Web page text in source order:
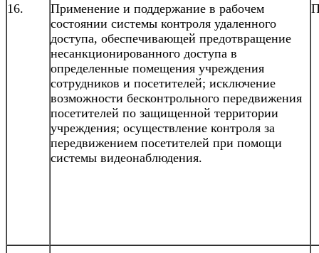
16.
Применение и поддержание в рабочем
состоянии системы контроля удаленного
доступа, обеспечивающей предотвращение
несанкционированного доступа в
определенные помещения учреждения
сотрудников и посетителей; исключение
возможности бесконтрольного передвижения
посетителей по защищенной территории
учреждения; осуществление контроля за
передвижением посетителей при помощи
системы видеонаблюдения.